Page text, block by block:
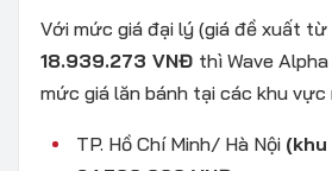
Với mức giá đại lý (giá đề xuất từ
18.939.273 VNĐ thì Wave
mức giá lăn bánh tại các khu vực
TP. Hồ Chí Minh/ Hà Nội